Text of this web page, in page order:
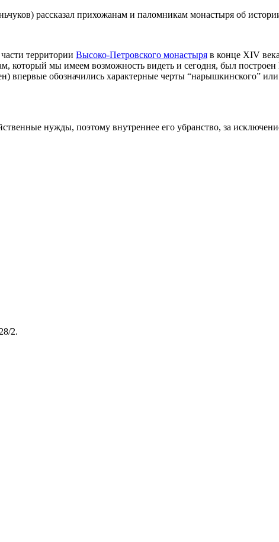
рассказал прихожанам и паломникам монастыря об
территории Высоко-Петровского монастыря в конце XIV
который мы имеем возможность видеть и сегодня, был
впервые обозначились характерные черты “нарышкинского”
нужды, поэтому внутреннее его убранство, за
2.